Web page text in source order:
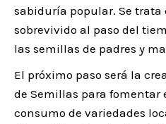
sabiduría popular. Se trata
sobrevivido al paso del
las semillas de padres y
El próximo paso será la
de Semillas para
consumo de variedades